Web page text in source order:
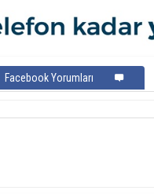
Facebook Yorumları